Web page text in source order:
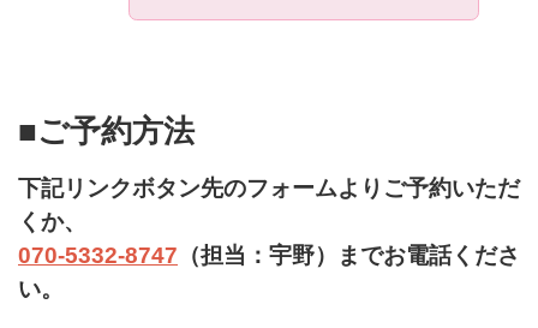
■ご予約方法
下記リンクボタン先のフォームよりご予約いただ
くか、
070-5332-8747 （担当：宇野）までお電話くださ
い。